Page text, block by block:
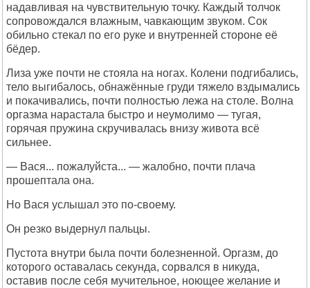
надавливая на чувствительную точку. Каждый толчок
сопровождался влажным, чавкающим звуком. Сок
обильно стекал по его руке и внутренней стороне её
бёдер.
Лиза уже почти не стояла на ногах. Колени подгибались,
тело выгибалось, обнажённые груди тяжело вздымались
и покачивались, почти полностью лежа на столе. Волна
оргазма нарастала быстро и неумолимо — тугая,
горячая пружина скручивалась внизу живота всё
сильнее.
— Вася... пожалуйста... — жалобно, почти плача
прошептала она.
Но Вася услышал это по-своему.
Он резко выдернул пальцы.
Пустота внутри была почти болезненной. Оргазм, до
которого оставалась секунда, сорвался в никуда,
оставив после себя мучительное, ноющее желание и